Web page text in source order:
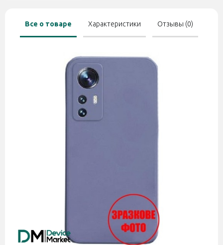
Все о товаре Характеристики Отзывы (0)